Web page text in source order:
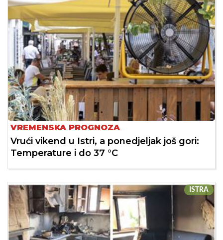
VREMENSKA PROGNOZA
Vrući vikend u Istri, a ponedjeljak još gori:
Temperature i do 37 °C
ISTRA